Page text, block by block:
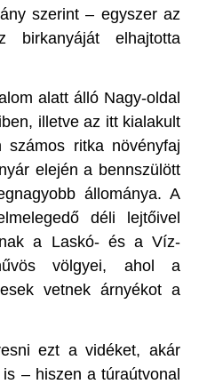
szerint – egyszer az
birkanyáját elhajtotta
alatt álló Nagy-oldal
illetve az itt kialakult
számos ritka növényfaj
elején a bennszülött
állománya. A
déli lejtőivel
a Laskó- és a Víz-
völgyei, ahol a
vetnek árnyékot a
ezt a vidéket, akár
– hiszen a túraútvonal